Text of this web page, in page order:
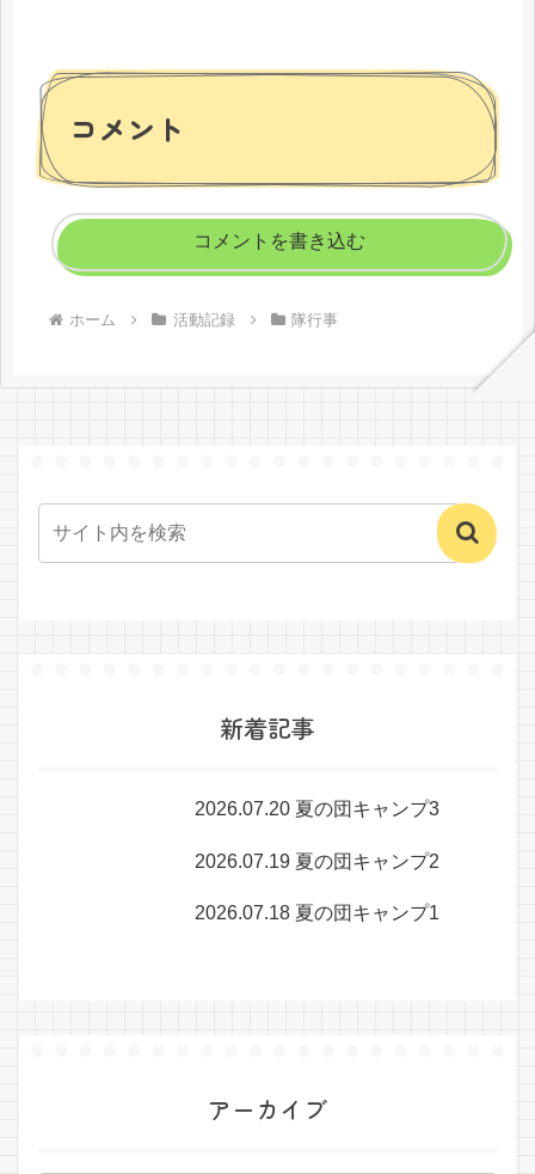
コメント
コメントを書き込む
ホーム 活動記録 隊行事
新着記事
2026.07.20 夏の団キャンプ3
2026.07.19 夏の団キャンプ2
2026.07.18 夏の団キャンプ1
アーカイブ